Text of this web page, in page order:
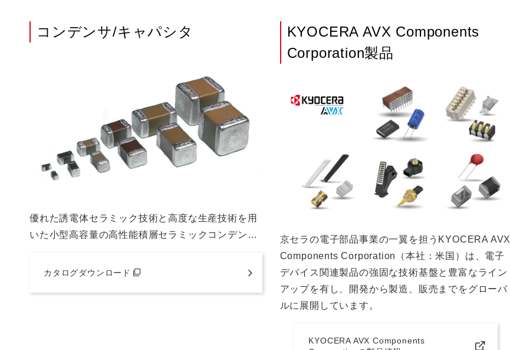
コンデンサ/キャパシタ
優れた誘電体セラミック技術と高度な生産技術を用
いた小型高容量の高性能積層セラミックコンデン…
カタログダウンロード
KYOCERA AVX Components
Corporation製品
京セラの電子部品事業の一翼を担うKYOCERA AVX
Components Corporation（本社：米国）は、電子
デバイス関連製品の強固な技術基盤と豊富なライン
アップを有し、開発から製造、販売までをグローバ
ルに展開しています。
KYOCERA AVX Components